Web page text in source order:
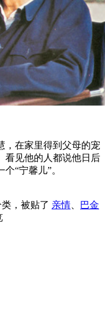
，在家里得到父母的宠
看见他的人都说他日后
“宁馨儿”。
，被贴了 亲情
巴金